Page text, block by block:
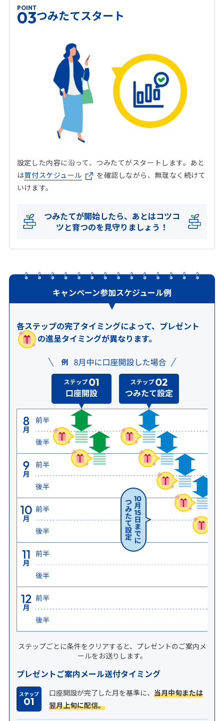
POINT
03つみたてスタート
設定した内容に沿って、つみたてがスタートします。あと
は買付スケジュール
を確認しながら、無理なく続けて
いけます。
つみたてが開始したら、あとはコツコ
ツと育つのを見守りましょう！
キャンペーン参加スケジュール例
各ステップの完了タイミングによって、プレゼント
の進呈タイミングが異なります。
ステップごとに条件をクリアすると、プレゼントのご案内メ
ールをお送りします。
プレゼントご案内メール送付タイミング
ステップ
01
口座開設が完了した月を基準に、 当月中旬または
翌月上旬に配信。